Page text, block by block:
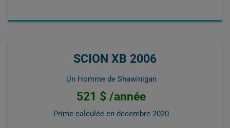
SCION XB 2006
Un Homme de Shawinigan
521 $ /année
Prime calculée en décembre 2020